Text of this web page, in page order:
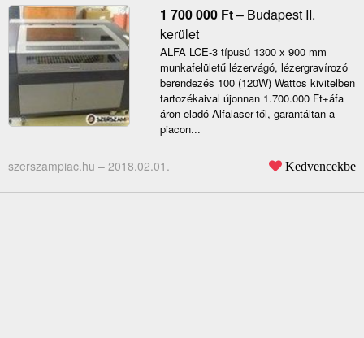
1 700 000 Ft– Budapest II.
kerület
ALFA LCE-3 típusú 1300 x 900 mm
munkafelületű lézervágó, lézergravírozó
berendezés 100 (120W) Wattos kivitelben
tartozékaival újonnan 1.700.000 Ft+áfa
áron eladó Alfalaser-től, garantáltan a
piacon...
szerszampiac.hu – 2018.02.01. Kedvencekbe